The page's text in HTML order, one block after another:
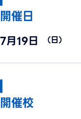
開催日
7月19日 （日）
開催校